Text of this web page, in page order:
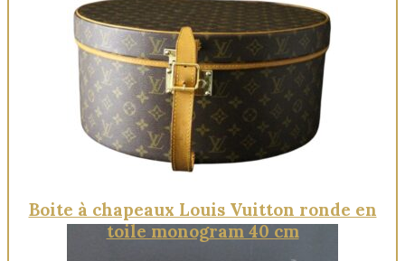
Quick View
Boite à chapeaux Louis Vuitton ronde en
toile monogram 40 cm